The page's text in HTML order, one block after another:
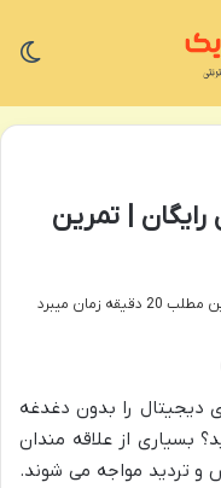
| تمرین
زمان میبرد
دیجیتال را بدون دغدغه
بسیاری از علاقه مندان
و تردید مواجه می شوند.